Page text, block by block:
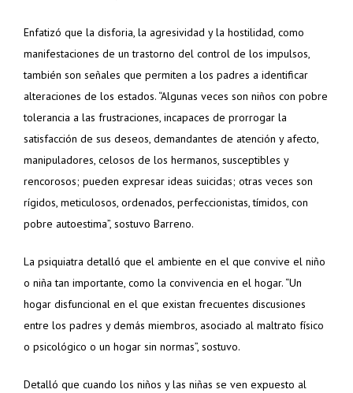
Enfatizó que la disforia, la agresividad y la hostilidad, como
manifestaciones de un trastorno del control de los impulsos,
también son señales que permiten a los padres a identificar
alteraciones de los estados. “Algunas veces son niños con pobre
tolerancia a las frustraciones, incapaces de prorrogar la
satisfacción de sus deseos, demandantes de atención y afecto,
manipuladores, celosos de los hermanos, susceptibles y
rencorosos; pueden expresar ideas suicidas; otras veces son
rígidos, meticulosos, ordenados, perfeccionistas, tímidos, con
pobre autoestima”, sostuvo Barreno.
La psiquiatra detalló que el ambiente en el que convive el niño
o niña tan importante, como la convivencia en el hogar. “Un
hogar disfuncional en el que existan frecuentes discusiones
entre los padres y demás miembros, asociado al maltrato físico
o psicológico o un hogar sin normas”, sostuvo.
Detalló que cuando los niños y las niñas se ven expuesto al